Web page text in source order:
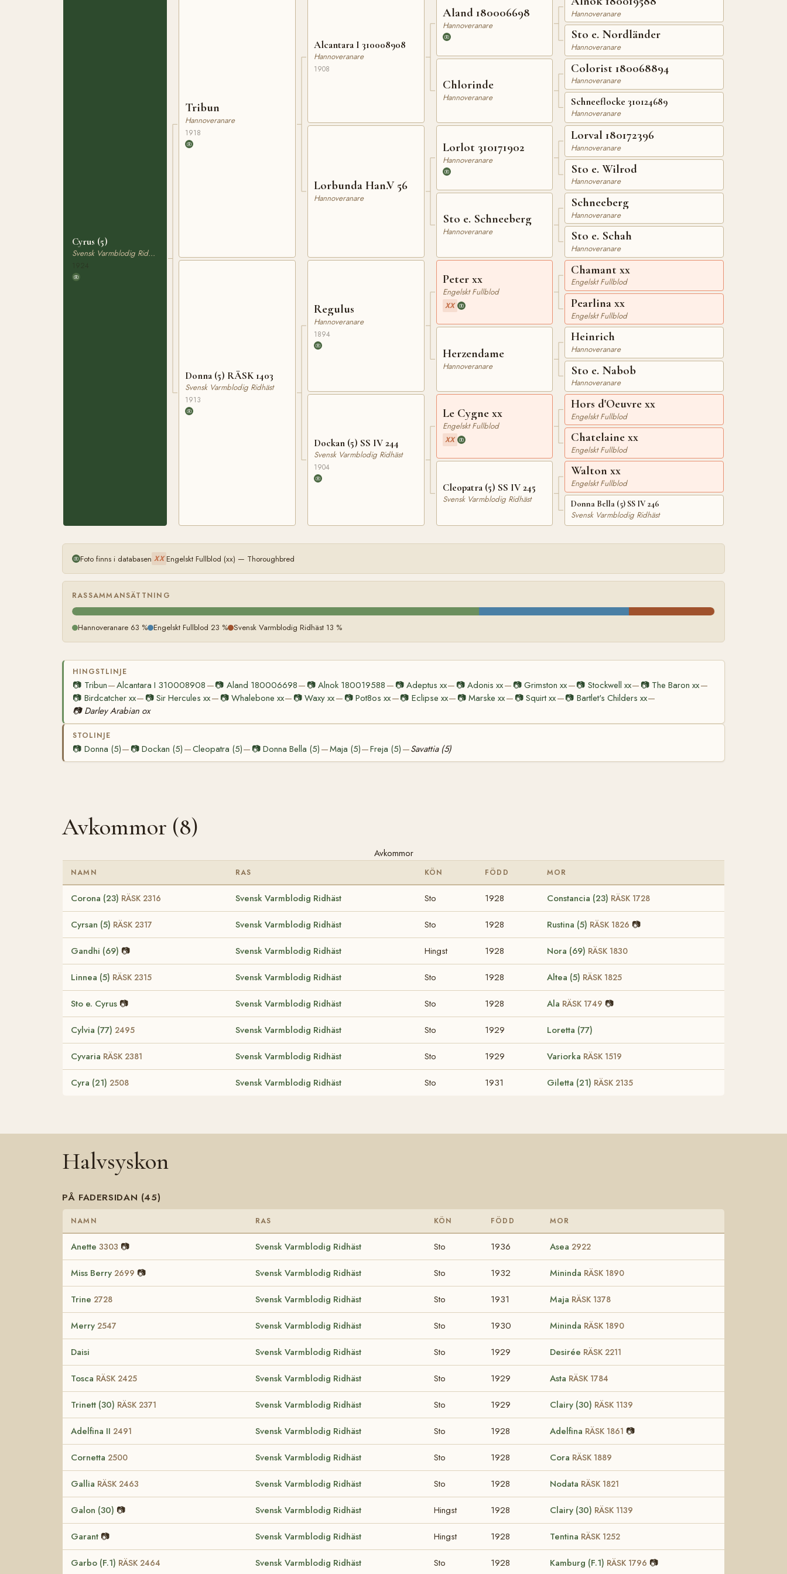
Cyrus (5)
Svensk Varmblodig Ridhäst
Tribun
Hannoveranare
1918
Donna (5) RÄSK 1403
Svensk Varmblodig Ridhäst
1913
Alcantara I 310008908
Hannoveranare
1908
Lorbunda Han.V 56
Hannoveranare
Regulus
Hannoveranare
1894
Dockan (5) SS IV 244
Svensk Varmblodig Ridhäst
1904
Aland 180006698
Hannoveranare
Chlorinde
Hannoveranare
Lorlot 310171902
Hannoveranare
Sto e. Schneeberg
Hannoveranare
Peter xx
Engelskt Fullblod
XX
Herzendame
Hannoveranare
Le Cygne xx
Engelskt Fullblod
XX
Cleopatra (5) SS IV 245
Svensk Varmblodig Ridhäst
Hannoveranare
Sto e. Nordländer
Hannoveranare
Colorist 180068894
Hannoveranare
Schneeflocke 310124689
Hannoveranare
Lorval 180172396
Hannoveranare
Sto e. Wilrod
Hannoveranare
Schneeberg
Hannoveranare
Sto e. Schah
Hannoveranare
Chamant xx
Engelskt Fullblod
Pearlina xx
Engelskt Fullblod
Heinrich
Hannoveranare
Sto e. Nabob
Hannoveranare
Hors d'Oeuvre xx
Engelskt Fullblod
Chatelaine xx
Engelskt Fullblod
Walton xx
Engelskt Fullblod
Donna Bella (5) SS IV 246
Svensk Varmblodig Ridhäst
Foto finns i databasen XX Engelskt Fullblod (xx) — Thoroughbred
RASSAMMANSÄTTNING
Hannoveranare 63 % Engelskt Fullblod 23 % Svensk Varmblodig Ridhäst 13 %
HINGSTLINJE
📷 Tribun—Alcantara I 310008908 —📷 Aland 180006698— 📷Alnok 180019588 — 📷 Adeptus xx— 📷 Adonis xx— 📷Grimston xx—📷 Stockwell xx— 📷 The Baron xx—
📷 Birdcatcher xx— 📷Sir Hercules xx— 📷 Whalebone xx— 📷 Waxy xx— 📷Pot8os xx—📷 Eclipse xx— 📷Marske xx— 📷Squirt xx—📷 Bartlet's Childers xx—
📷 Darley Arabian ox
STOLINJE
📷 Donna (5)— 📷Dockan (5) —Cleopatra (5)— 📷Donna Bella (5) —Maja (5)—Freja (5) —Savattia (5)
Avkommor (8)
Avkommor
NAMN RAS KÖN FÖDD MOR
Corona (23) RÄSK 2316 Svensk Varmblodig Ridhäst Sto 1928 Constancia (23) RÄSK 1728
Cyrsan (5) RÄSK 2317 Svensk Varmblodig Ridhäst Sto 1928 Rustina (5) RÄSK 1826 📷
Gandhi (69) 📷 Svensk Varmblodig Ridhäst Hingst 1928 Nora (69) RÄSK 1830
Linnea (5) RÄSK 2315 Svensk Varmblodig Ridhäst Sto 1928 Altea (5) RÄSK 1825
Sto e. Cyrus 📷 Svensk Varmblodig Ridhäst Sto 1928 Ala RÄSK 1749 📷
Cylvia (77) 2495 Svensk Varmblodig Ridhäst Sto 1929 Loretta (77)
Cyvaria RÄSK 2381 Svensk Varmblodig Ridhäst Sto 1929 Variorka RÄSK 1519
Cyra (21) 2508 Svensk Varmblodig Ridhäst Sto 1931 Giletta (21) RÄSK 2135
Halvsyskon
PÅ FADERSIDAN (45)
NAMN RAS KÖN FÖDD MOR
Anette 3303 📷 Svensk Varmblodig Ridhäst Sto 1936 Asea 2922
Miss Berry 2699 📷 Svensk Varmblodig Ridhäst Sto 1932 Mininda RÄSK 1890
Trine 2728 Svensk Varmblodig Ridhäst Sto 1931 Maja RÄSK 1378
Merry 2547 Svensk Varmblodig Ridhäst Sto 1930 Mininda RÄSK 1890
Daisi Svensk Varmblodig Ridhäst Sto 1929 Desirée RÄSK 2211
Tosca RÄSK 2425 Svensk Varmblodig Ridhäst Sto 1929 Asta RÄSK 1784
Trinett (30) RÄSK 2371 Svensk Varmblodig Ridhäst Sto 1929 Clairy (30) RÄSK 1139
Adelfina II 2491 Svensk Varmblodig Ridhäst Sto 1928 Adelfina RÄSK 1861 📷
Cornetta 2500 Svensk Varmblodig Ridhäst Sto 1928 Cora RÄSK 1889
Gallia RÄSK 2463 Svensk Varmblodig Ridhäst Sto 1928 Nodata RÄSK 1821
Galon (30) 📷 Svensk Varmblodig Ridhäst Hingst 1928 Clairy (30) RÄSK 1139
Garant 📷 Svensk Varmblodig Ridhäst Hingst 1928 Tentina RÄSK 1252
Garbo (F.1) RÄSK 2464 Svensk Varmblodig Ridhäst Sto 1928 Kamburg (F.1) RÄSK 1796 📷